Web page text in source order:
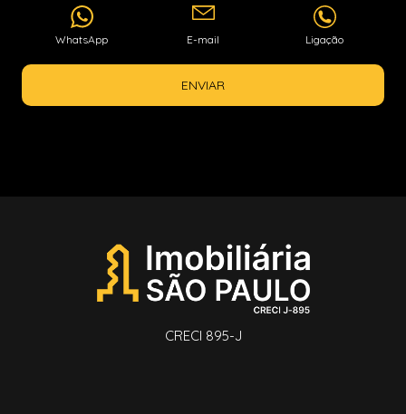
WhatsApp E-mail Ligação
ENVIAR
CRECI 895-J